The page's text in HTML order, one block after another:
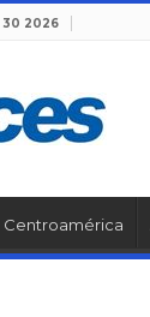
30 2026
Centroamérica